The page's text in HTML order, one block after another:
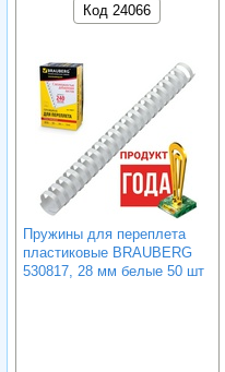
Код 24066
Пружины для переплета
пластиковые BRAUBERG
530817, 28 мм белые 50 шт